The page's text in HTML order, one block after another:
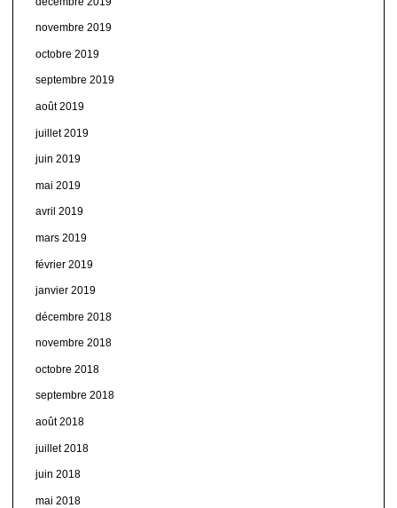
novembre 2019
octobre 2019
septembre 2019
août 2019
juillet 2019
juin 2019
mai 2019
avril 2019
mars 2019
février 2019
janvier 2019
décembre 2018
novembre 2018
octobre 2018
septembre 2018
août 2018
juillet 2018
juin 2018
mai 2018